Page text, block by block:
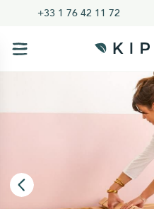
+33 1 76 42 11 72